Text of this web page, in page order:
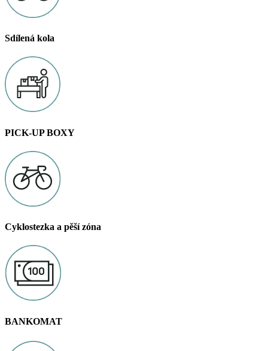
Sdílená kola
PICK-UP BOXY
Cyklostezka a pěší zóna
BANKOMAT